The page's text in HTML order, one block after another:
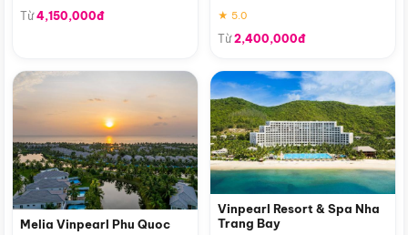
Từ4,150,000đ
★ 5.0
Từ2,400,000đ
Melia Vinpearl Phu Quoc
Vinpearl Resort & Spa Nha
Trang Bay